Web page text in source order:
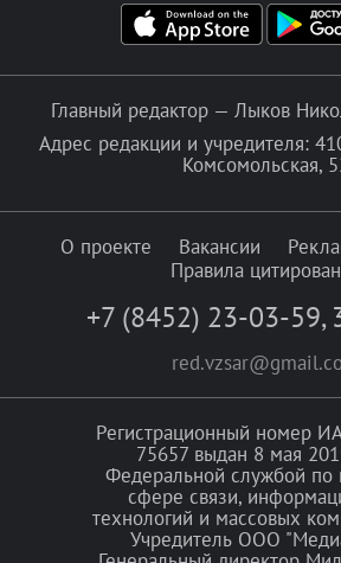
Главный редактор — Лыков
Адрес редакции и учредителя:
Комсомольская,
О проекте Вакансии
Правила
+7 (8452) 23-03-59,
Регистрационный номер
75657 выдан 8 мая
Федеральной службой по
сфере связи,
технологий и массовых
Учредитель ООО